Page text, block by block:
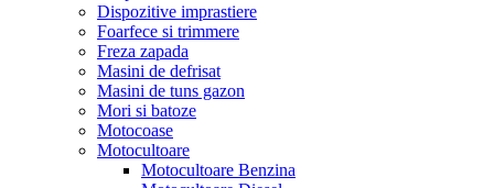
Dispozitive imprastiere
Foarfece si trimmere
Freza zapada
Masini de defrisat
Masini de tuns gazon
Mori si batoze
Motocoase
Motocultoare
Motocultoare Benzina